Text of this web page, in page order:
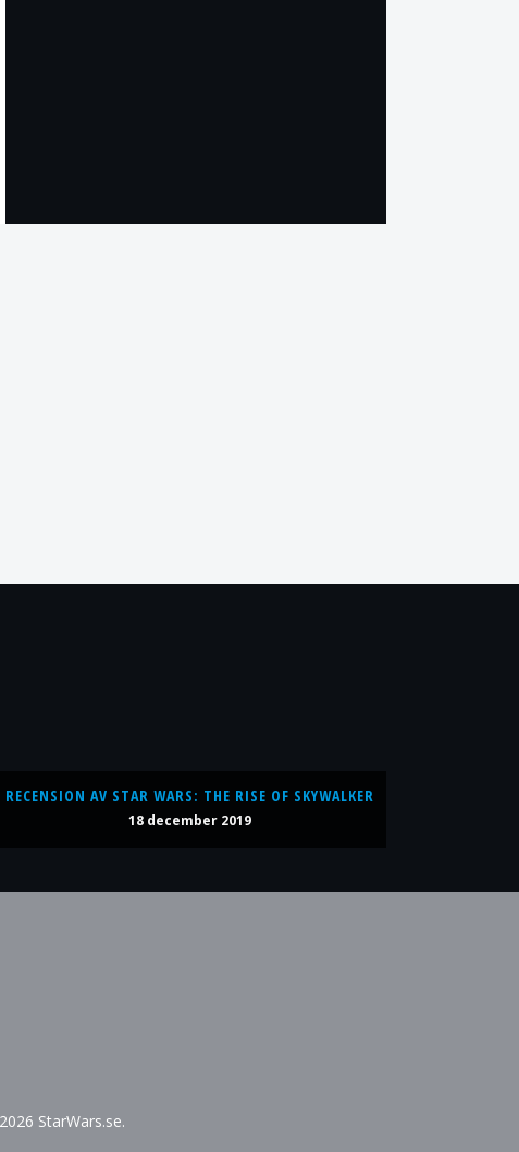
RECENSION AV STAR WARS: THE RISE OF SKYWALKER
18 december 2019
StarWars.se.